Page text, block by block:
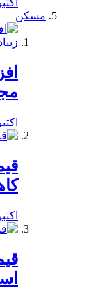
اکتبر 17, 2019
مسکن
اکتبر 12, 2019
اکتبر 10, 2019